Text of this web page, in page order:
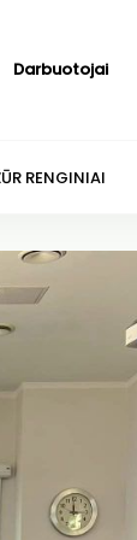
Darbuotojai
RENGINIAI